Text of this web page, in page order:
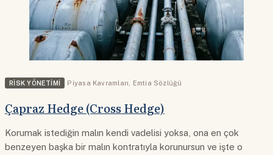
RISK YÖNETIMI Piyasa Kavramları Emtia Sözlüğü
Çapraz Hedge (Cross Hedge)
Korumak istediğin malın kendi vadelisi yoksa, ona en çok
benzeyen başka bir malın kontratıyla korunursun ve işte o